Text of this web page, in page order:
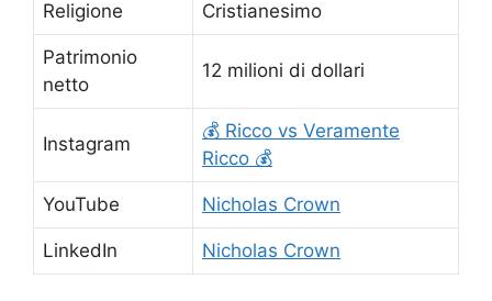
Religione Cristianesimo
Patrimonio
netto
12 milioni di dollari
Instagram
💰 Ricco vs Veramente
Ricco 💰
YouTube Nicholas Crown
LinkedIn Nicholas Crown